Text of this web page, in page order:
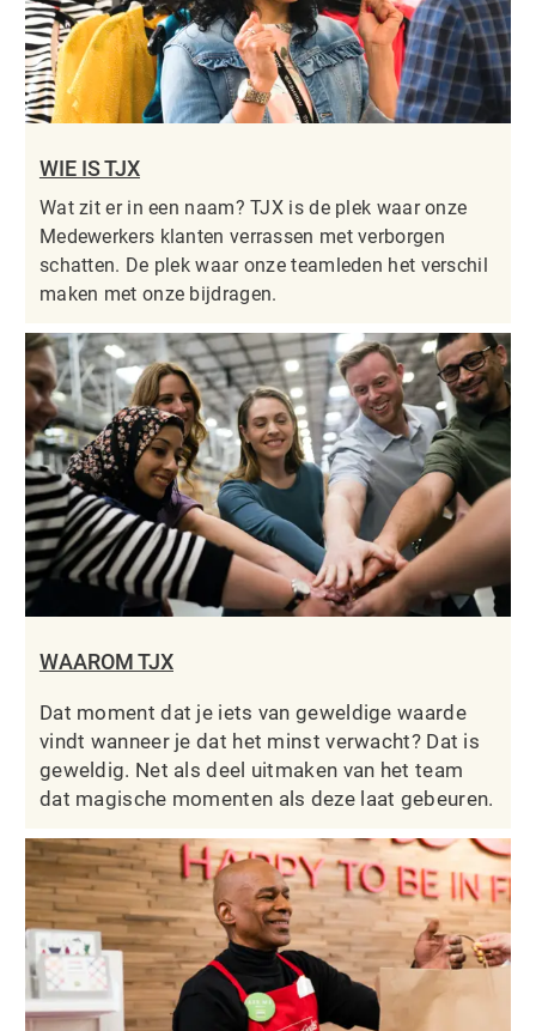
WIE IS TJX
Wat zit er in een naam? TJX is de plek waar onze
Medewerkers klanten verrassen met verborgen
schatten. De plek waar onze teamleden het verschil
maken met onze bijdragen.
WAAROM TJX
Dat moment dat je iets van geweldige waarde
vindt wanneer je dat het minst verwacht? Dat is
geweldig. Net als deel uitmaken van het team
dat magische momenten als deze laat gebeuren.